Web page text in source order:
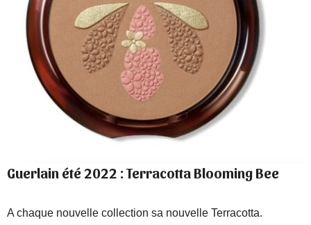
Guerlain été 2022 : Terracotta Blooming Bee
A chaque nouvelle collection sa nouvelle Terracotta.